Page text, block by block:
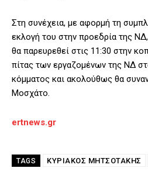
Στη συνέχεια, με αφορμή τη
εκλογή του στην προεδρία της
θα παρευρεθεί στις 11:30 στην
πίτας των εργαζομένων της ΝΔ
κόμματος και ακολούθως θα
Μοσχάτο.
ertnews.gr
TAGS ΚΥΡΙΑΚΟΣ ΜΗΤΣΟΤΑΚΗΣ